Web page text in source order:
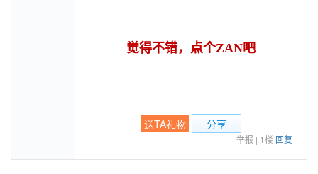
觉得不错，点个ZAN吧
送TA礼物 分享
举报 | 1楼 回复